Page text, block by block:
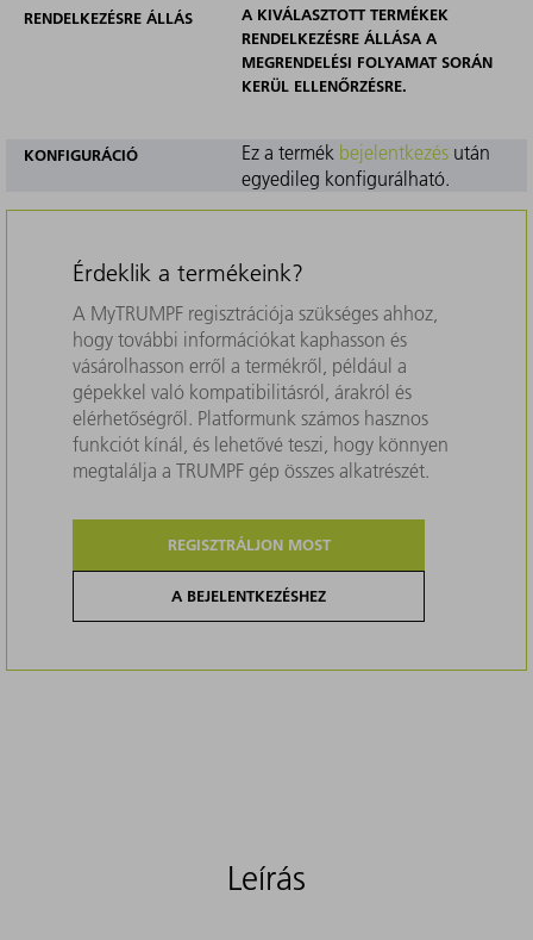
RENDELKEZÉSRE ÁLLÁS
A KIVÁLASZTOTT TERMÉKEK
RENDELKEZÉSRE ÁLLÁSA A
MEGRENDELÉSI FOLYAMAT SORÁN
KERÜL ELLENŐRZÉSRE.
KONFIGURÁCIÓ Ez a termék bejelentkezésután
egyedileg konfigurálható.
Érdeklik a termékeink?
A MyTRUMPF regisztrációja szükséges ahhoz,
hogy további információkat kaphasson és
vásárolhasson erről a termékről, például a
gépekkel való kompatibilitásról, árakról és
elérhetőségről. Platformunk számos hasznos
funkciót kínál, és lehetővé teszi, hogy könnyen
megtalálja a TRUMPF gép összes alkatrészét.
REGISZTRÁLJON MOST
A BEJELENTKEZÉSHEZ
Leírás